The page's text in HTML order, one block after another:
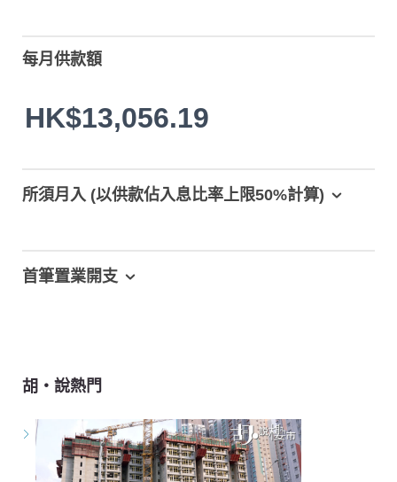
每月供款額
HK$13,056.19
所須月入 (以供款佔入息比率上限50%計算)
首筆置業開支
胡‧說熱門